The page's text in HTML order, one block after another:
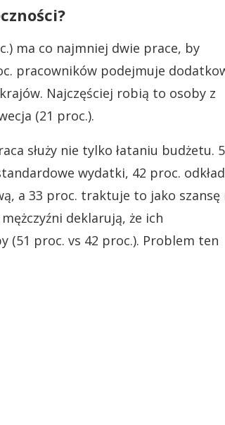
ma co najmniej dwie prace, by
pracowników podejmuje
Najczęściej robią to osoby z
(21 proc.).
służy nie tylko łataniu budżetu.
wydatki, 42 proc.
a 33 proc. traktuje to jako szansę
deklarują, że ich
(51 proc. vs 42 proc.). Problem ten